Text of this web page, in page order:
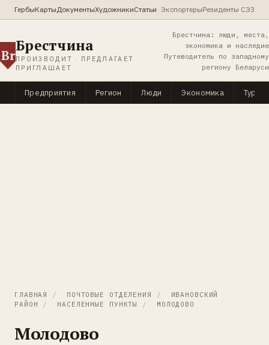
ГербыКартыДокументыХудожникиСтатьи ЭкспортерыРезиденты СЭЗ
Br
Брестчина
ПРОИЗВОДИТ · ПРЕДЛАГАЕТ ·
ПРИГЛАШАЕТ
Брестчина: люди, места,
экономика и наследие
Путеводитель по западному
региону Беларуси
Предприятия Регион Люди Экономика
ГЛАВНАЯ / ПОЧТОВЫЕ ОТДЕЛЕНИЯ /
ИВАНОВСКИЙ
РАЙОН
/ НАСЕЛЕННЫЕ ПУНКТЫ / МОЛОДОВО
Молодово